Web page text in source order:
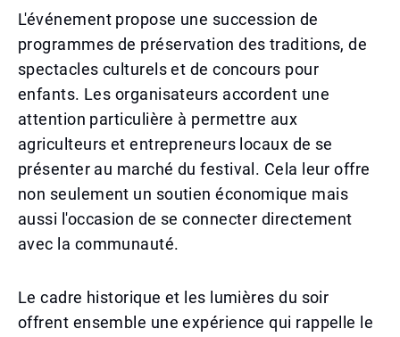
L'événement propose une succession de
programmes de préservation des traditions, de
spectacles culturels et de concours pour
enfants. Les organisateurs accordent une
attention particulière à permettre aux
agriculteurs et entrepreneurs locaux de se
présenter au marché du festival. Cela leur offre
non seulement un soutien économique mais
aussi l'occasion de se connecter directement
avec la communauté.
Le cadre historique et les lumières du soir
offrent ensemble une expérience qui rappelle le